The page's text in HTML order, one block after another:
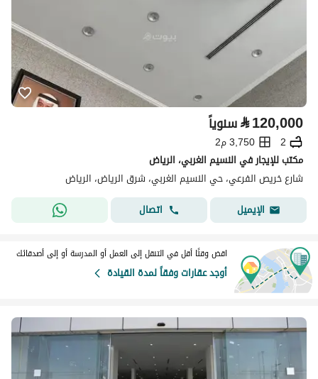
⃁120,000 سنوياً
2
3,750 م2
مكتب للإيجار في النسيم الغربي، الرياض
شارع خريص الفرعي، حي النسيم الغربي، شرق الرياض، الرياض
الإيميل
اتصال
اقض وقتًا أقل في التنقل إلى العمل أو المدرسة أو إلى أصدقائك
أوجد عقارات وفقاً لمدة القيادة